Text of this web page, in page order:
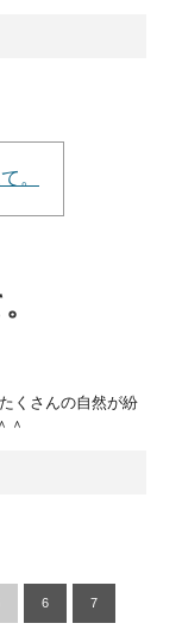
くさんの自然が紛
＾＾
6 7